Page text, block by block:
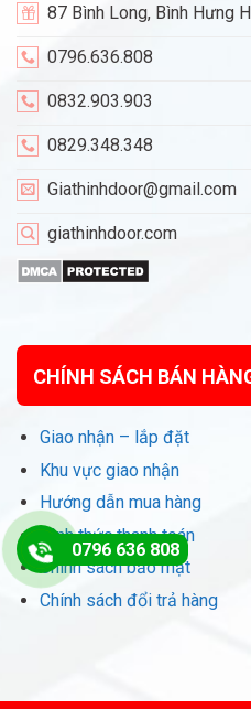
87 Bình Long, Bình Hưng
0796.636.808
0832.903.903
0829.348.348
Giathinhdoor@gmail.com
giathinhdoor.com
CHÍNH SÁCH BÁN
Giao nhận – lắp đặt
Khu vực giao nhận
Hướng dẫn mua hàng
Hình thức thanh toán
Chính sách bảo mật
Chính sách đổi trả hàng
0796 636 808